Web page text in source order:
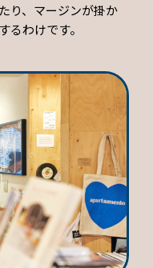
り、マージンが掛か
るわけです。